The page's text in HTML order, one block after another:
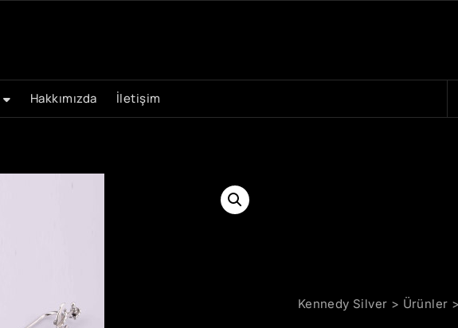
Hakkımızda İletişim
Kennedy Silver > Ürünler >